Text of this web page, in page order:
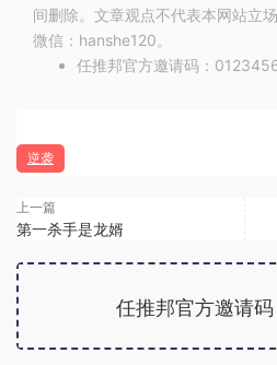
间删除。文章观点不代表本网站立
微信：hanshe120。
任推邦官方邀请码：
逆袭
上一篇
第一杀手是龙婿
任推邦官方邀请